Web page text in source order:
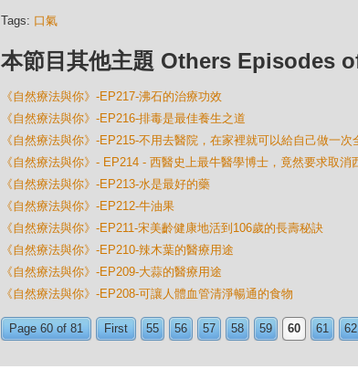
Tags: 口氣
本節目其他主題 Others Episodes
《自然療法與你》-EP217-沸石的治療功效
《自然療法與你》-EP216-排毒是最佳養生之道
《自然療法與你》-EP215-不用去醫院，在家裡就可以給自己做一次
《自然療法與你》- EP214 - 西醫史上最牛醫學博士，竟然要求取消
《自然療法與你》-EP213-水是最好的藥
《自然療法與你》-EP212-牛油果
《自然療法與你》-EP211-宋美齡健康地活到106歲的長壽秘訣
《自然療法與你》-EP210-辣木葉的醫療用途
《自然療法與你》-EP209-大蒜的醫療用途
《自然療法與你》-EP208-可讓人體血管清淨暢通的食物
Page 60 of 81 First 55 56 57 58 59 60 61 62